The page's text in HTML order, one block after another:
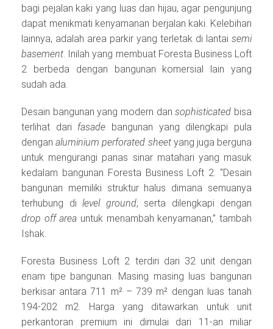
bagi pejalan kaki yang luas dan hijau, agar pengunjung
dapat menikmati kenyamanan berjalan kaki. Kelebihan
lainnya, adalah area parkir yang terletak di lantai semi
basement. Inilah yang membuat Foresta Business Loft
2 berbeda dengan bangunan komersial lain yang
sudah ada.
Desain bangunan yang modern dansophisticated bisa
terlihat dari fasade bangunan yang dilengkapi pula
denganaluminium perforated sheet yang juga berguna
untuk mengurangi panas sinar matahari yang masuk
kedalam bangunan Foresta Business Loft 2. “Desain
bangunan memiliki struktur halus dimana semuanya
terhubung di level ground, serta dilengkapi dengan
drop off area untuk menambah kenyamanan,” tambah
Ishak.
Foresta Business Loft 2 terdiri dari 32 unit dengan
enam tipe bangunan. Masing masing luas bangunan
berkisar antara 711 m² – 739 m² dengan luas tanah
194-202 m2. Harga yang ditawarkan untuk unit
perkantoran premium ini dimulai dari 11-an miliar